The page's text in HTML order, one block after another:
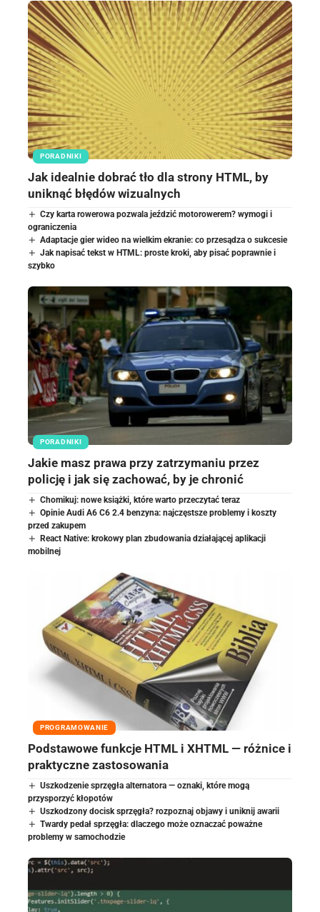
PORADNIKI
Jak idealnie dobrać tło dla strony HTML, by
uniknąć błędów wizualnych
Czy karta rowerowa pozwala jeździć motorowerem? wymogi i
ograniczenia
Adaptacje gier wideo na wielkim ekranie: co przesądza o sukcesie
Jak napisać tekst w HTML: proste kroki, aby pisać poprawnie i
szybko
PORADNIKI
Jakie masz prawa przy zatrzymaniu przez
policję i jak się zachować, by je chronić
Chomikuj: nowe książki, które warto przeczytać teraz
Opinie Audi A6 C6 2.4 benzyna: najczęstsze problemy i koszty
przed zakupem
React Native: krokowy plan zbudowania działającej aplikacji
mobilnej
PROGRAMOWANIE
Podstawowe funkcje HTML i XHTML — różnice i
praktyczne zastosowania
Uszkodzenie sprzęgła alternatora — oznaki, które mogą
przysporzyć kłopotów
Uszkodzony docisk sprzęgła? rozpoznaj objawy i uniknij awarii
Twardy pedał sprzęgła: dlaczego może oznaczać poważne
problemy w samochodzie